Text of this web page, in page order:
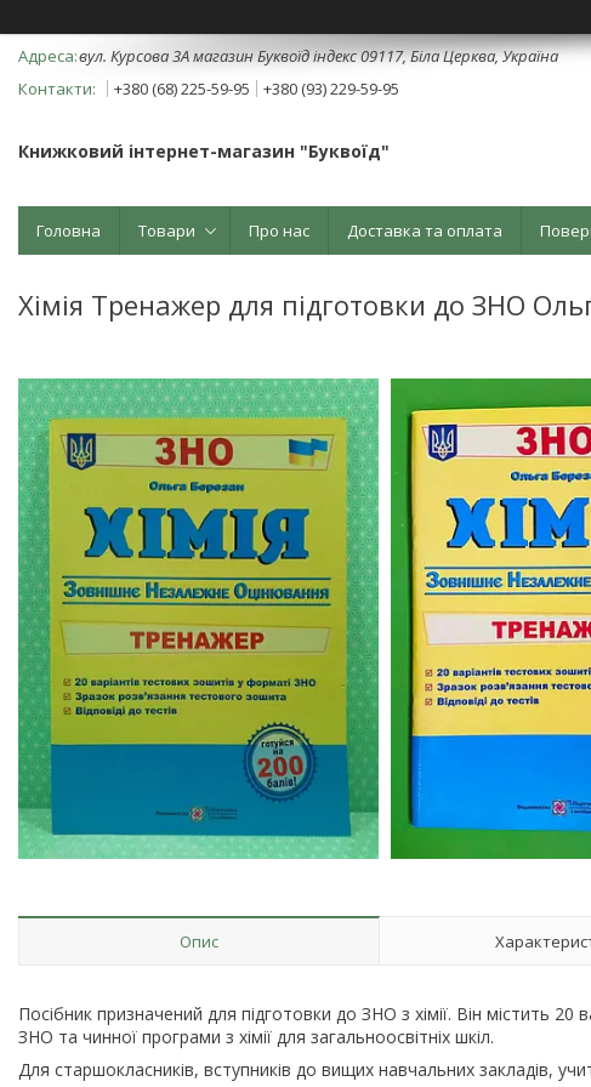
вул. Курсова 3А магазин Буквоїд індекс 09117, Біла Церква, Україна
+380 (68) 225-59-95
+380 (93) 229-59-95
Книжковий інтернет-магазин "Буквоїд"
Головна Товари Про нас Доставка та оплата
Хімія Тренажер для підготовки до ЗНО
Опис
Посібник призначений для підготовки до ЗНО з хімії. Він містить 20
ЗНО та чинної програми з хімії для загальноосвітніх шкіл.
Для старшокласників, вступників до вищих навчальних закладів,